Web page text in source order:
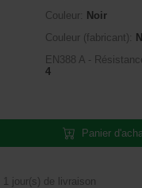
Couleur:
Noir
Couleur (fabricant):
EN388 A -
4
Panier
1 jour(s) de livraison